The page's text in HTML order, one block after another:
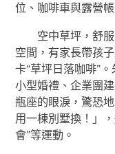
位、咖啡車與露營
空中草坪，舒
空間，有家長帶孩
卡“草坪日落咖啡”
小型婚禮、企業團
瓶座的眼淚，驚恐
用一棟別墅換！」
會”等運動。